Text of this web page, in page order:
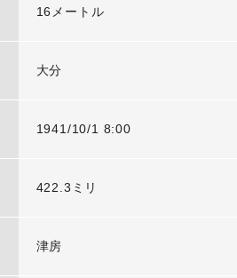
16メートル
大分
1941/10/1 8:00
422.3ミリ
津房